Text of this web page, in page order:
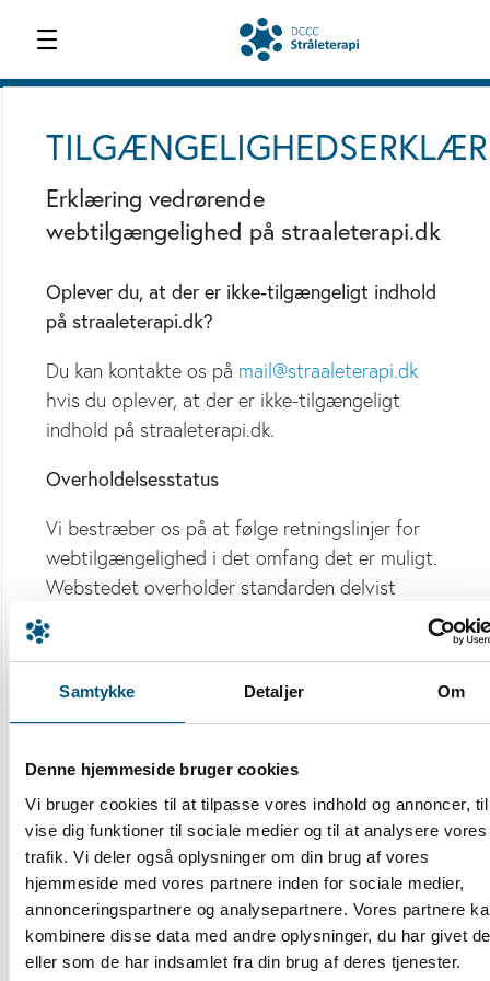
Samtykke Detaljer Om
Denne hjemmeside bruger cookies
Vi bruger cookies til at tilpasse vores indhold og annoncer,
vise dig funktioner til sociale medier og til at analysere vores
trafik. Vi deler også oplysninger om din brug af vores
hjemmeside med vores partnere inden for sociale medier,
annonceringspartnere og analysepartnere. Vores partnere
kombinere disse data med andre oplysninger, du har givet
eller som de har indsamlet fra din brug af deres tjenester.
Erklæring vedrørende
webtilgængelighed på straaleterapi.dk
Oplever du, at der er ikke-tilgængeligt indhold
på straaleterapi.dk?
Du kan kontakte os på mail@straaleterapi.dk
hvis du oplever, at der er ikke-tilgængeligt
indhold på straaleterapi.dk.
Overholdelsesstatus
Vi bestræber os på at følge retningslinjer for
webtilgængelighed i det omfang det er muligt.
Webstedet overholder standarden delvist
(overholder de fleste krav). Vurdering er
foretaget af ekstern part.
Ikke-tilgængeligt indhold
overholder webtilgængelighedsloven og falder
ind under undtagelsen om en uforholdsmæssig
stor byrde, f.eks. en invitation fra anden part
samt indhold med en lille læserskare.
Indhold, der kvalificeres som arkiver, som
hverken er opdateret eller redigeret efter
den 23. september 2019